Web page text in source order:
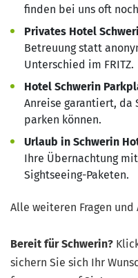
finden bei uns oft
Privates Hotel
Betreuung statt
Unterschied im FRITZ.
Hotel Schwerin
Anreise garantiert, da
parken können.
Urlaub in Schwerin
Ihre Übernachtung
Sightseeing-Paketen.
Alle weiteren Fragen
Bereit für Schwerin?
sichern Sie sich Ihr